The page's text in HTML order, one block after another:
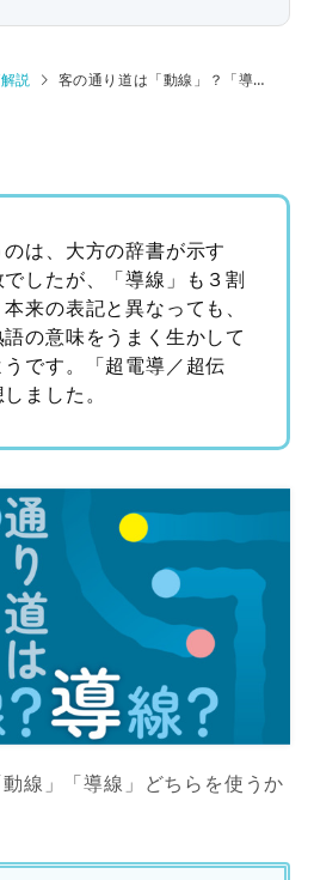
説 客の通り道は「動線」？「導線」？
は、大方の辞書が示す
でしたが、「導線」も３割
来の表記と異なっても、
の意味をうまく生かして
です。「超電導／超伝
ました。
線」「導線」どちらを使うか